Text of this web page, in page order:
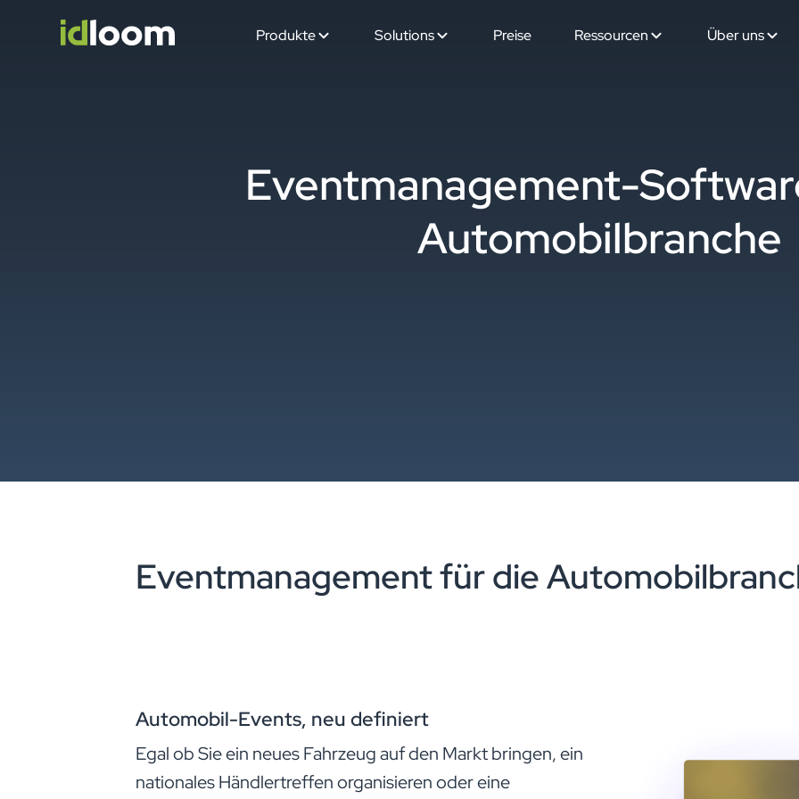
Produkte Solutions Preise Ressourcen Über uns
Eventmanagement-
Automobilbranche
Eventmanagement für die
Automobil-Events, neu definiert
Egal ob Sie ein neues Fahrzeug auf den Markt bringen, ein
nationales Händlertreffen organisieren oder eine